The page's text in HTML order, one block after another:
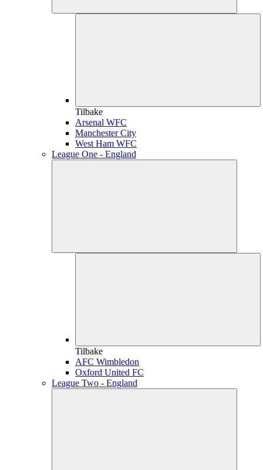
Tilbake
Arsenal WFC
Manchester City
West Ham WFC
League One - England
Tilbake
AFC Wimbledon
Oxford United FC
League Two - England